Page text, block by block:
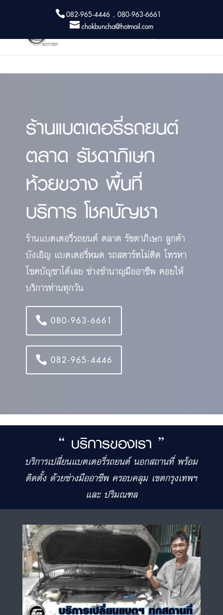
082-965-4446 , 080-963-6661
chokbuncha@hotmail.com
ร้านแบตเตอรี่รถยนต์
ตลาด รัชดาภิเษก
ห้วยขวาง พื้นที่
บริการ โชคบัญชา
ร้านแบตเตอรี่รถยนต์ ตลาด รัชดาภิเษก ลูกค้า
บังเอิญ แบตเตอรี่หมด รถสตาร์ทไม่ติด โทรหา
โชคบัญชาได้เลย ช่างชำนาญมืออาชีพ คอยให้
บริการท่านทุกวัน
080-963-6661
082-965-4446
“ บริการของเรา ”
บริการเปลี่ยนแบตเตอรี่รถยนต์ นอกสถานที่ พร้อม
ติดตั้ง ด้วยช่างมืออาชีพ ครอบคลุม เขตกรุงเทพฯ
และ ปริมณฑล